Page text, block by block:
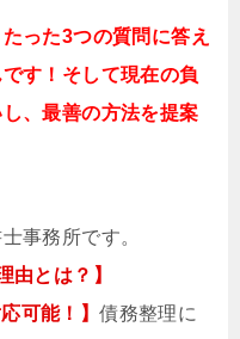
たった3つの質問に答え
す！そして現在の負
、最善の方法を提案
事務所です。
由とは？】
可能！】債務整理に